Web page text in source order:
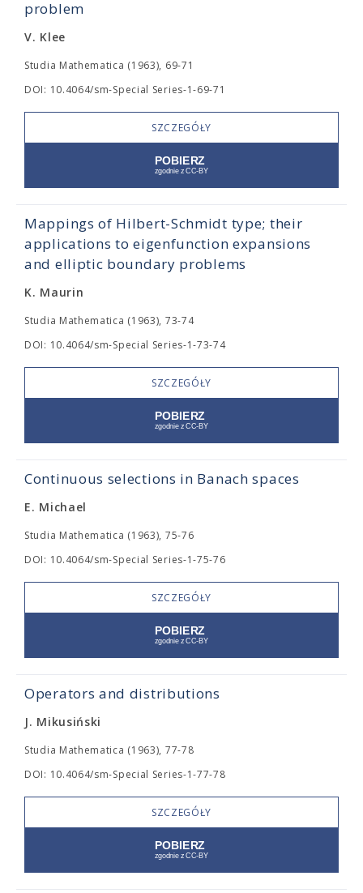
problem
V. Klee
Studia Mathematica (1963), 69-71
DOI: 10.4064/sm-Special Series-1-69-71
SZCZEGÓŁY
Mappings of Hilbert-Schmidt type; their
applications to eigenfunction expansions
and elliptic boundary problems
K. Maurin
Studia Mathematica (1963), 73-74
DOI: 10.4064/sm-Special Series-1-73-74
SZCZEGÓŁY
Continuous selections in Banach spaces
E. Michael
Studia Mathematica (1963), 75-76
DOI: 10.4064/sm-Special Series-1-75-76
SZCZEGÓŁY
Operators and distributions
J. Mikusiński
Studia Mathematica (1963), 77-78
DOI: 10.4064/sm-Special Series-1-77-78
SZCZEGÓŁY